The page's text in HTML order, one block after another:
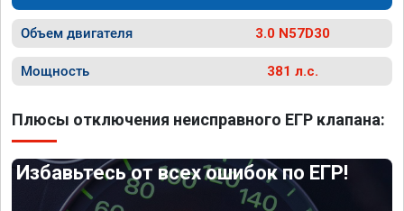
Объем двигателя 3.0 N57D30
Мощность 381 л.с.
Плюсы отключения неисправного ЕГР клапана:
Избавьтесь от всех ошибок по ЕГР!